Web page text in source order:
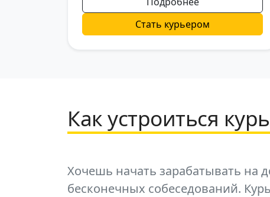
Стать курьером
Как устроиться
Хочешь начать зарабатывать на
бесконечных собеседований.